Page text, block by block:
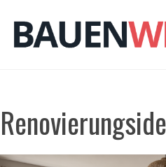
Inhalt
springen